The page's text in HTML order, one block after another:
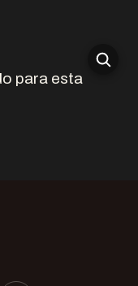
para esta